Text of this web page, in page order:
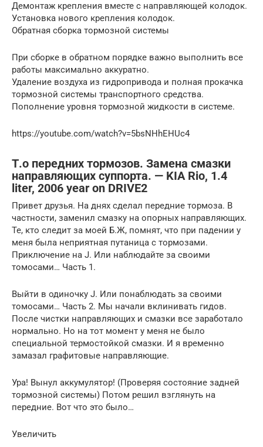
Демонтаж крепления вместе с направляющей колодок.
Установка нового крепления колодок.
Обратная сборка тормозной системы
При сборке в обратном порядке важно выполнить все
работы максимально аккуратно.
Удаление воздуха из гидропривода и полная прокачка
тормозной системы транспортного средства.
Пополнение уровня тормозной жидкости в системе.
https://youtube.com/watch?v=5bsNHhEHUc4
Т.о передних тормозов. Замена смазки
направляющих суппорта. — KIA Rio, 1.4
liter, 2006 year on DRIVE2
Привет друзья. На днях сделал передние тормоза. В
частности, заменил смазку на опорных направляющих.
Те, кто следит за моей Б.Ж, помнят, что при падении у
меня была неприятная путаница с тормозами.
Приключение на J. Или наблюдайте за своими
томосами… Часть 1.
Выйти в одиночку J. Или понаблюдать за своими
томосами… Часть 2. Мы начали вклинивать гидов.
После чистки направляющих и смазки все заработало
нормально. Но на тот момент у меня не было
специальной термостойкой смазки. И я временно
замазал графитовые направляющие.
Ура! Вынул аккумулятор! (Проверяя состояние задней
тормозной системы) Потом решил взглянуть на
передние. Вот что это было…
Увеличить